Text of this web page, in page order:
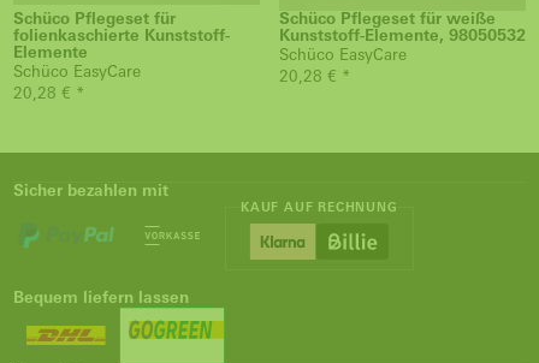
Schüco Pflegeset für
folienkaschierte Kunststoff-
Elemente
Schüco EasyCare
20,28 € *
Schüco Pflegeset für weiße
Kunststoff-Elemente, 98050532
Schüco EasyCare
20,28 € *
Sicher bezahlen mit
KAUF AUF RECHNUNG
Bequem liefern lassen